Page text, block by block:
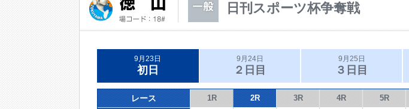
日刊スポーツ杯争奪戦
9月23日
初日
9月24日
２日目
9月25日
３日目
レース 1R 2R 3R 4R 5R